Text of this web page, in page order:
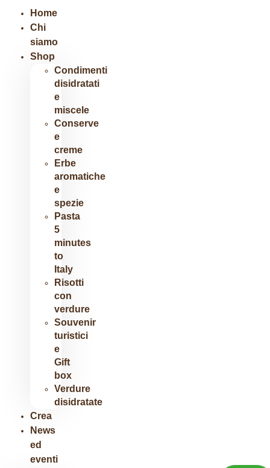
Home
Chi
siamo
Shop
Condimenti
disidratati
e
miscele
Conserve
e
creme
Erbe
aromatiche
e
spezie
Pasta
5
minutes
to
Italy
Risotti
con
verdure​
Souvenir
turistici
e
Gift
box
Verdure
disidratate
Crea
News
ed
eventi